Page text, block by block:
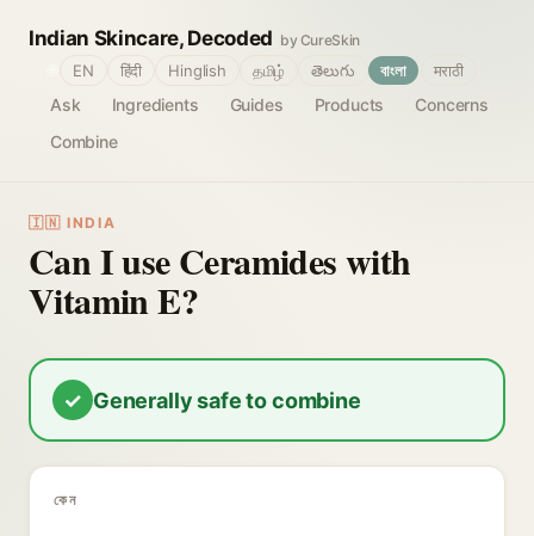
Indian Skincare, Decoded by CureSkin
Ask Ingredients Guides Products
Concerns
Combine
EN हिंदी Hinglish தமிழ் తెలుగు বাংলা मराठी
🇮🇳 INDIA
Can I use Ceramides with
Vitamin E?
✓ Generally safe to combine
কেন